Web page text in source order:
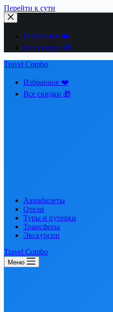
Перейти к сути
Избранное ❤️
Все скидки 🎁
Travel Combo
Избранное ❤️
Все скидки 🎁
Авиабилеты
Отели
Туры и путевки
Трансферы
Экскурсии
Travel Combo
Меню